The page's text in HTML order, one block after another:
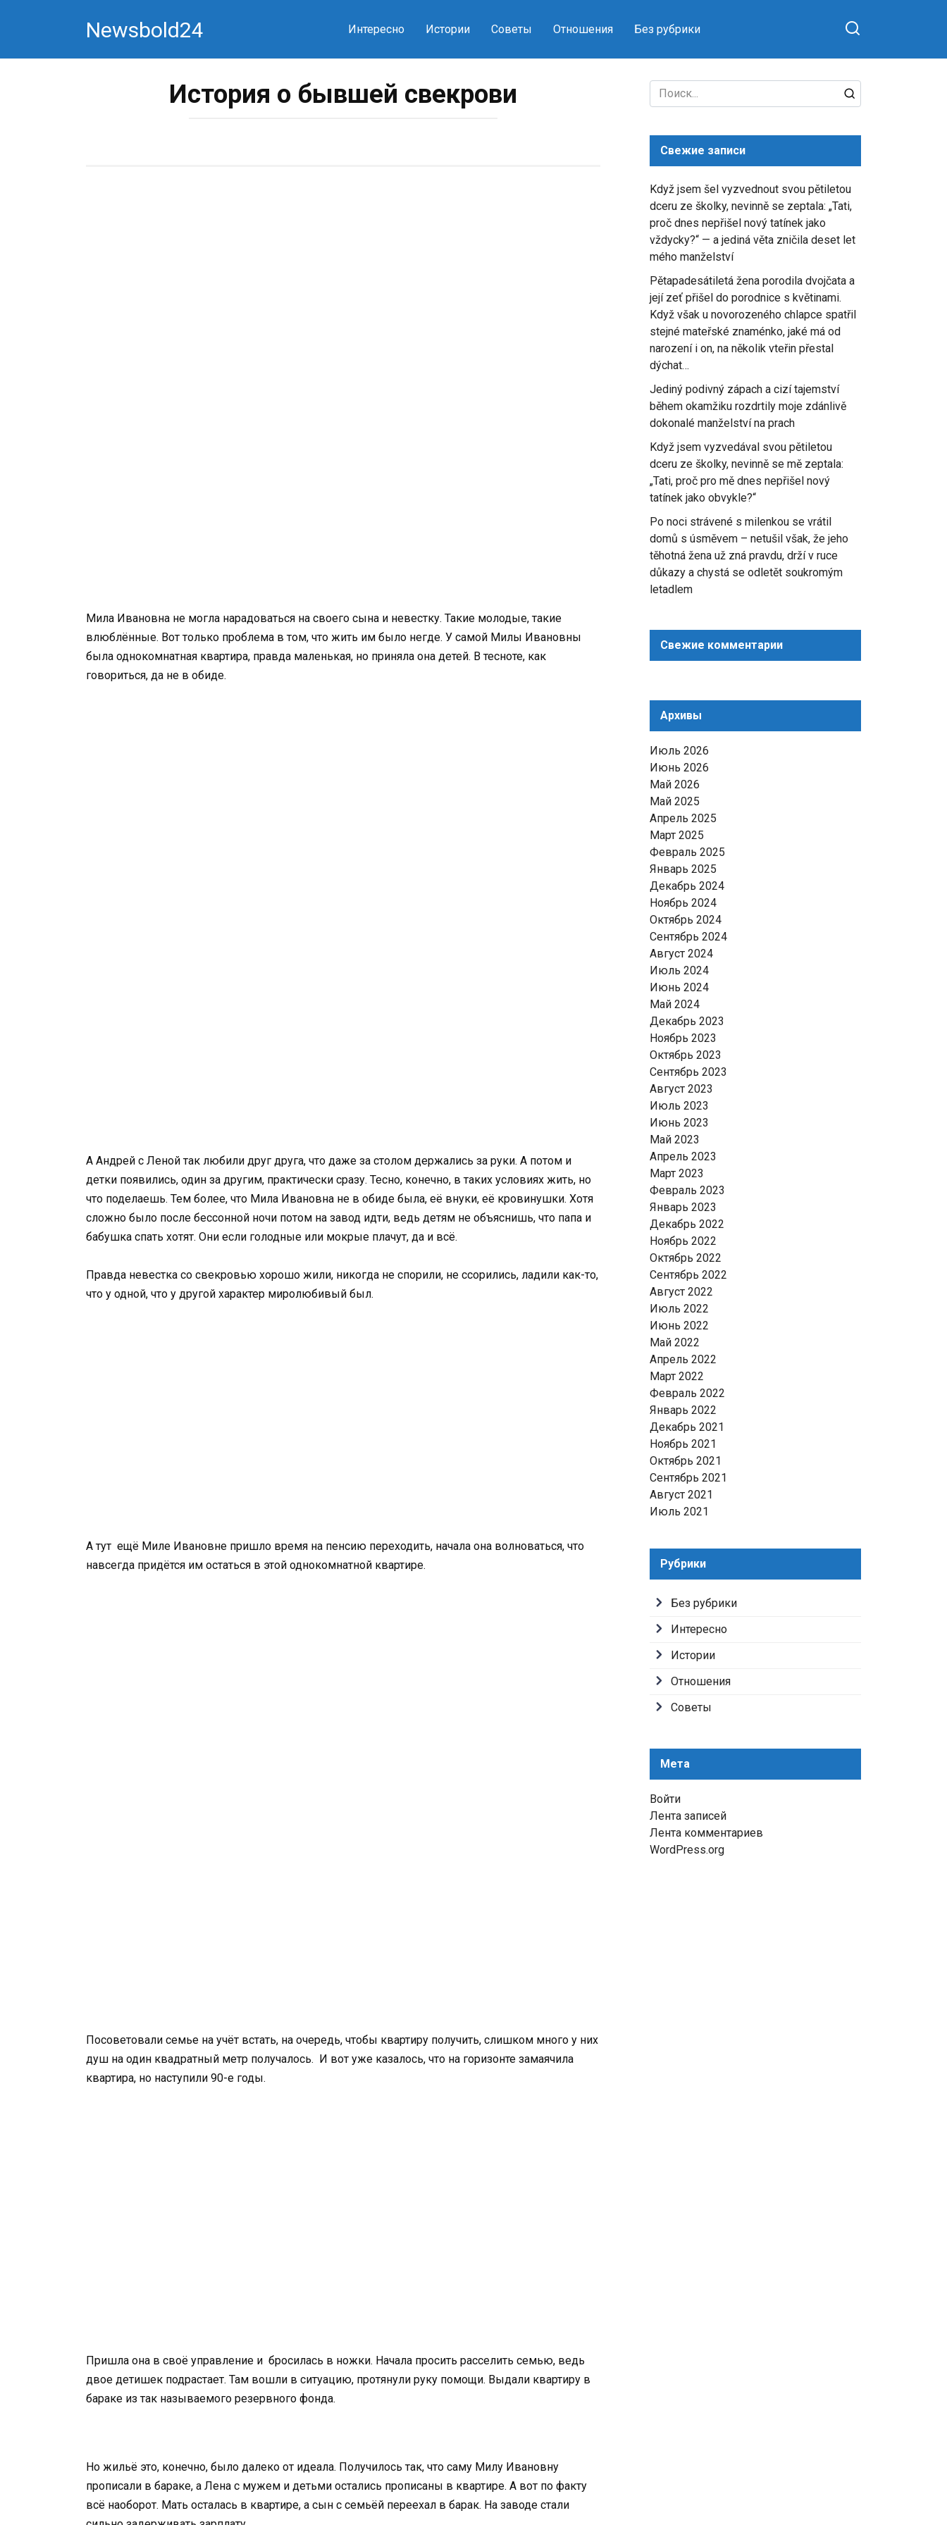
Newsbold24 Интересно Истории Советы Отношения Без рубрики
История о бывшей свекрови
Мила Ивановна не могла нарадоваться на своего сына и невестку. Такие молодые, такие
влюблённые. Вот только проблема в том, что жить им было негде. У самой Милы Ивановны
была однокомнатная квартира, правда маленькая, но приняла она детей. В тесноте, как
говориться, да не в обиде.
А Андрей с Леной так любили друг друга, что даже за столом держались за руки. А потом и
детки появились, один за другим, практически сразу. Тесно, конечно, в таких условиях жить, но
что поделаешь. Тем более, что Мила Ивановна не в обиде была, её внуки, её кровинушки. Хотя
сложно было после бессонной ночи потом на завод идти, ведь детям не объяснишь, что папа и
бабушка спать хотят. Они если голодные или мокрые плачут, да и всё.
Правда невестка со свекровью хорошо жили, никогда не спорили, не ссорились, ладили как-то,
что у одной, что у другой характер миролюбивый был.
А тут ещё Миле Ивановне пришло время на пенсию переходить, начала она волноваться, что
навсегда придётся им остаться в этой однокомнатной квартире.
Посоветовали семье на учёт встать, на очередь, чтобы квартиру получить, слишком много у них
душ на один квадратный метр получалось. И вот уже казалось, что на горизонте замаячила
квартира, но наступили 90-е годы.
Пришла она в своё управление и бросилась в ножки. Начала просить расселить семью, ведь
двое детишек подрастает. Там вошли в ситуацию, протянули руку помощи. Выдали квартиру в
бараке из так называемого резервного фонда.
Но жильё это, конечно, было далеко от идеала. Получилось так, что саму Милу Ивановну
прописали в бараке, а Лена с мужем и детьми остались прописаны в квартире. А вот по факту
всё наоборот. Мать осталась в квартире, а сын с семьёй переехал в барак. На заводе стали
Search
for:
Свежие записи
Když jsem šel vyzvednout svou pětiletou
dceru ze školky, nevinně se zeptala: „Tati,
proč dnes nepřišel nový tatínek jako
vždycky?“ — a jediná věta zničila deset let
mého manželství
Pětapadesátiletá žena porodila dvojčata a
její zeť přišel do porodnice s květinami.
Když však u novorozeného chlapce spatřil
stejné mateřské znaménko, jaké má od
narození i on, na několik vteřin přestal
dýchat…
Jediný podivný zápach a cizí tajemství
během okamžiku rozdrtily moje zdánlivě
dokonalé manželství na prach
Když jsem vyzvedával svou pětiletou
dceru ze školky, nevinně se mě zeptala:
„Tati, proč pro mě dnes nepřišel nový
tatínek jako obvykle?“
Po noci strávené s milenkou se vrátil
domů s úsměvem – netušil však, že jeho
těhotná žena už zná pravdu, drží v ruce
důkazy a chystá se odletět soukromým
letadlem
Свежие комментарии
Архивы
Июль 2026
Июнь 2026
Май 2026
Май 2025
Апрель 2025
Март 2025
Февраль 2025
Январь 2025
Декабрь 2024
Ноябрь 2024
Октябрь 2024
Сентябрь 2024
Август 2024
Июль 2024
Июнь 2024
Май 2024
Декабрь 2023
Ноябрь 2023
Октябрь 2023
Сентябрь 2023
Август 2023
Июль 2023
Июнь 2023
Май 2023
Апрель 2023
Март 2023
Февраль 2023
Январь 2023
Декабрь 2022
Ноябрь 2022
Октябрь 2022
Сентябрь 2022
Август 2022
Июль 2022
Июнь 2022
Май 2022
Апрель 2022
Март 2022
Февраль 2022
Январь 2022
Декабрь 2021
Ноябрь 2021
Октябрь 2021
Сентябрь 2021
Август 2021
Июль 2021
Рубрики
Без рубрики
Интересно
Истории
Отношения
Советы
Мета
Войти
Лента записей
Лента комментариев
WordPress.org